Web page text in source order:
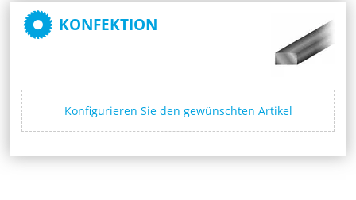
KONFEKTION
Konfigurieren Sie den gewünschten Artikel